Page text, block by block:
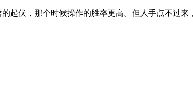
起伏，那个时候操作的胜率更高。但人手点不过来